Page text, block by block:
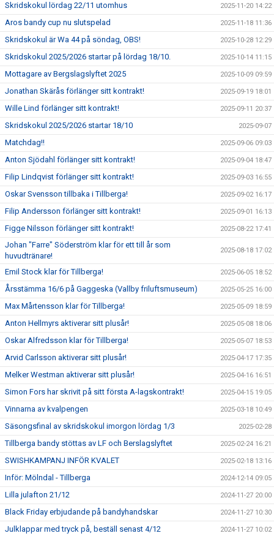
Skridskokul lördag 22/11 utomhus 2025-11-20 14:22
Aros bandy cup nu slutspelad 2025-11-18 11:36
Skridskokul är Wa 44 på söndag, OBS! 2025-10-28 12:29
Skridskokul 2025/2026 startar på lördag 18/10. 2025-10-14 11:15
Mottagare av Bergslagslyftet 2025 2025-10-09 09:59
Jonathan Skärås förlänger sitt kontrakt! 2025-09-19 18:01
Wille Lind förlänger sitt kontrakt! 2025-09-11 20:37
Skridskokul 2025/2026 startar 18/10 2025-09-07
Matchdag!! 2025-09-06 09:03
Anton Sjödahl förlänger sitt kontrakt! 2025-09-04 18:47
Filip Lindqvist förlänger sitt kontrakt! 2025-09-03 16:55
Oskar Svensson tillbaka i Tillberga! 2025-09-02 16:17
Filip Andersson förlänger sitt kontrakt! 2025-09-01 16:13
Figge Nilsson förlänger sitt kontrakt! 2025-08-22 17:41
Johan "Farre" Söderström klar för ett till år som
huvudtränare!
2025-08-18 17:02
Emil Stock klar för Tillberga! 2025-06-05 18:52
Årsstämma 16/6 på Gaggeska (Vallby friluftsmuseum) 2025-05-25 16:00
Max Mårtensson klar för Tillberga! 2025-05-09 18:59
Anton Hellmyrs aktiverar sitt plusår! 2025-05-08 18:06
Oskar Alfredsson klar för Tillberga! 2025-05-07 18:53
Arvid Carlsson aktiverar sitt plusår! 2025-04-17 17:35
Melker Westman aktiverar sitt plusår! 2025-04-16 16:51
Simon Fors har skrivit på sitt första A-lagskontrakt! 2025-04-15 19:05
Vinnarna av kvalpengen 2025-03-18 10:49
Säsongsfinal av skridskokul imorgon lördag 1/3 2025-02-28
Tillberga bandy stöttas av LF och Berslagslyftet 2025-02-24 16:21
SWISHKAMPANJ INFÖR KVALET 2025-02-18 13:16
Inför: Mölndal - Tillberga 2024-12-14 09:05
Lilla julafton 21/12 2024-11-27 20:00
Black Friday erbjudande på bandyhandskar 2024-11-27 10:30
Julklappar med tryck på, beställ senast 4/12 2024-11-27 10:02